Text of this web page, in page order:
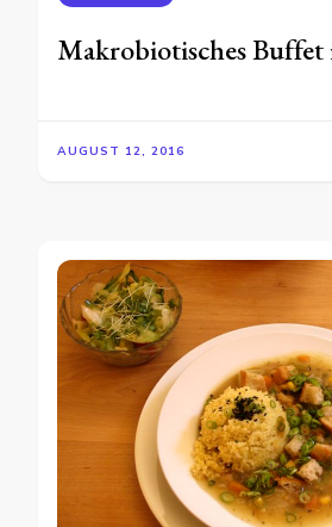
Makrobiotisches Buffet
AUGUST 12, 2016